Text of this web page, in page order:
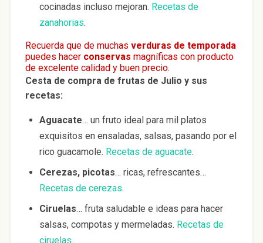
cocinadas incluso mejoran. Recetas de
zanahorias.
Recuerda que de muchas verduras de temporada
puedes hacerconservas magníficas con producto
de excelente calidad y buen precio.
Cesta de compra de frutas de Julio y sus
recetas:
Aguacate… un fruto ideal para mil platos
exquisitos en ensaladas, salsas, pasando por el
rico guacamole. Recetas de aguacate.
Cerezas, picotas… ricas, refrescantes…
Recetas de cerezas.
Ciruelas… fruta saludable e ideas para hacer
salsas, compotas y mermeladas. Recetas de
ciruelas.